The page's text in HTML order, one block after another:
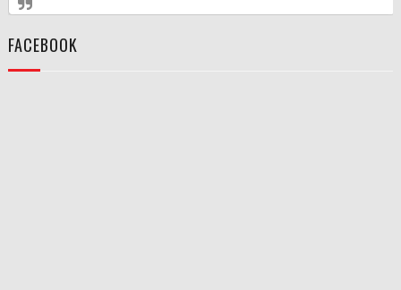
FACEBOOK